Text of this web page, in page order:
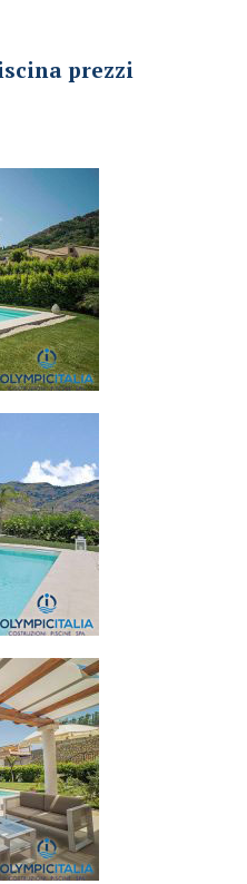
prezzi